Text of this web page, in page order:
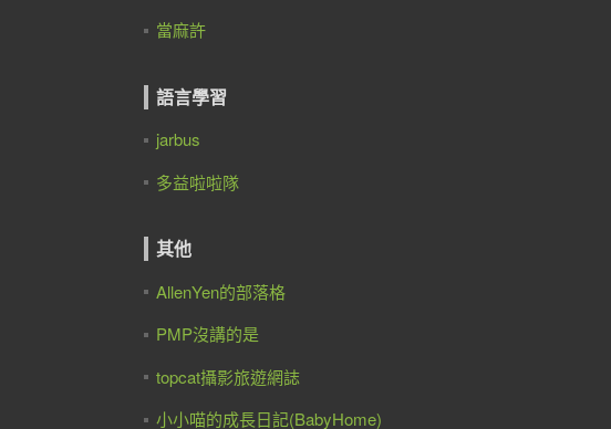
當麻許
語言學習
jarbus
多益啦啦隊
其他
AllenYen的部落格
PMP沒講的是
topcat攝影旅遊網誌
小小喵的成長日記(BabyHome)